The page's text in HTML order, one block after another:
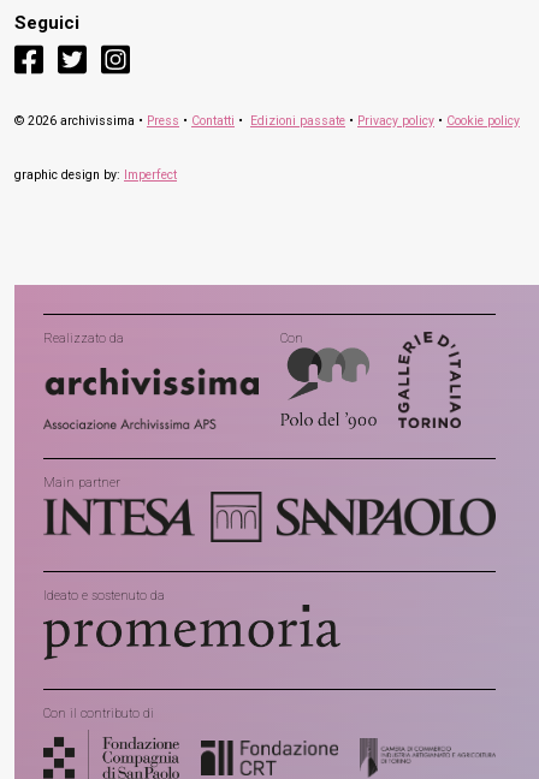
Seguici
© 2026 archivissima • Press • Contatti • Edizioni passate • Privacy policy • Cookie policy
graphic design by: Imperfect
Realizzato da Con
Main partner
Ideato e sostenuto da
Con il contributo di